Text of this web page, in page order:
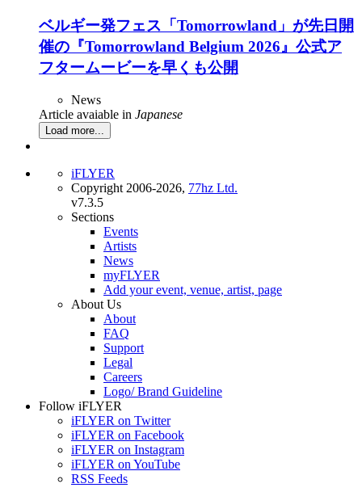
ベルギー発フェス「Tomorrowland」が先日開
催の『Tomorrowland Belgium 2026』公式ア
フタームービーを早くも公開
News
Article avaiable in Japanese
Load more...
iFLYER
Copyright 2006-2026, 77hz Ltd.
v7.3.5
Sections
Events
Artists
News
myFLYER
Add your event, venue, artist, page
About Us
About
FAQ
Support
Legal
Careers
Logo/ Brand Guideline
Follow iFLYER
iFLYER on Twitter
iFLYER on Facebook
iFLYER on Instagram
iFLYER on YouTube
RSS Feeds